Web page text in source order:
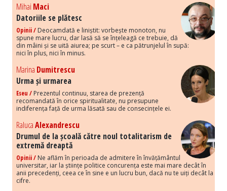
Mihai Maci
Datoriile se plătesc
Opinii / Deocamdată e liniștit: vorbește monoton, nu
spune mare lucru, dar lasă să se înțeleagă ce trebuie, dă
din mâini și se uită aiurea; pe scurt – e ca pătrunjelul în supă:
nici în plus, nici în minus.
Marina Dumitrescu
Urma și urmarea
Eseu / Prezentul continuu, starea de prezență
recomandată în orice spiritualitate, nu presupune
indiferența față de urma lăsată sau de consecințele ei.
RalucaAlexandrescu
Drumul de la școală către noul totalitarism de
extremă dreaptă
Opinii / Ne aflăm în perioada de admitere în învățământul
universitar, iar la științe politice concurența este mai mare decât în
anii precedenți, ceea ce în sine e un lucru bun, dacă nu te uiți decât la
cifre.